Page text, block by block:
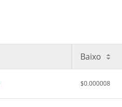
Baixo
$0.000008